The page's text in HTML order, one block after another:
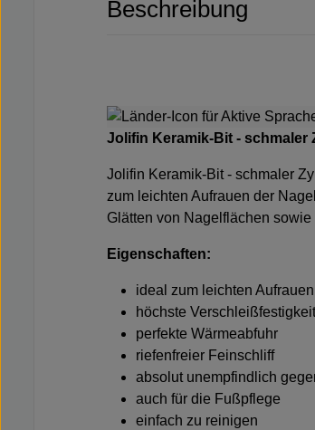
Beschreibung
Jolifin Keramik-Bit - schmaler
Jolifin Keramik-Bit - schmaler
zum leichten Aufrauen der
Glätten von Nagelflächen
Eigenschaften:
ideal zum leichten
höchste
perfekte Wärmeabfuhr
riefenfreier Feinschliff
absolut unempfindlich
auch für die Fußpflege
einfach zu reinigen